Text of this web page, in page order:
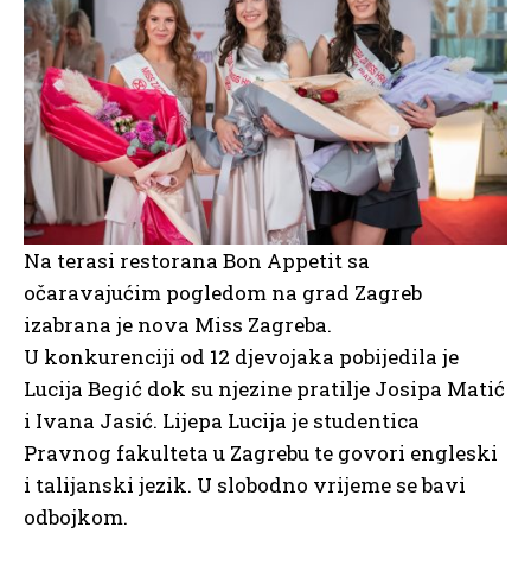
Na terasi restorana Bon Appetit sa
očaravajućim pogledom na grad Zagreb
izabrana je nova Miss Zagreba.
U konkurenciji od 12 djevojaka pobijedila je
Lucija Begić dok su njezine pratilje Josipa Matić
i Ivana Jasić. Lijepa Lucija je studentica
Pravnog fakulteta u Zagrebu te govori engleski
i talijanski jezik. U slobodno vrijeme se bavi
odbojkom.